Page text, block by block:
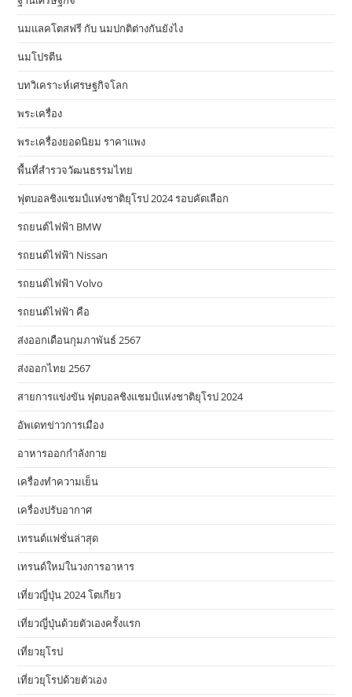
นมแลคโตสฟรี กับ นมปกติต่างกันยังไง
นมโปรตีน
บทวิเคราะห์เศรษฐกิจโลก
พระเครื่อง
พระเครื่องยอดนิยม ราคาแพง
พื้นที่สำรวจวัฒนธรรมไทย
ฟุตบอลชิงแชมป์แห่งชาติยุโรป 2024 รอบคัดเลือก
รถยนต์ไฟฟ้า BMW
รถยนต์ไฟฟ้า Nissan
รถยนต์ไฟฟ้า Volvo
รถยนต์ไฟฟ้า คือ
ส่งออกเดือนกุมภาพันธ์ 2567
ส่งออกไทย 2567
สายการแข่งขัน ฟุตบอลชิงแชมป์แห่งชาติยุโรป 2024
อัพเดทข่าวการเมือง
อาหารออกกําลังกาย
เครื่องทำความเย็น
เครื่องปรับอากาศ
เทรนด์แฟชั่นล่าสุด
เทรนด์ใหม่ในวงการอาหาร
เที่ยวญี่ปุ่น 2024 โตเกียว
เที่ยวญี่ปุ่นด้วยตัวเองครั้งแรก
เที่ยวยุโรป
เที่ยวยุโรปด้วยตัวเอง